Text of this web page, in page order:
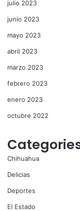
julio 2023
junio 2023
mayo 2023
abril 2023
marzo 2023
febrero 2023
enero 2023
octubre 2022
Chihuahua
Delicias
Deportes
El Estado